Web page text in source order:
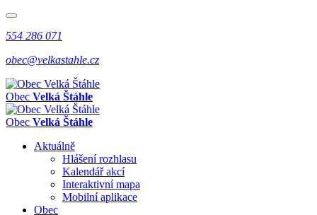
554 286 071
obec@velkastahle.cz
Obec Velká Štáhle
Obec Velká Štáhle
Aktuálně
Hlášení rozhlasu
Kalendář akcí
Interaktivní mapa
Mobilní aplikace
Obec